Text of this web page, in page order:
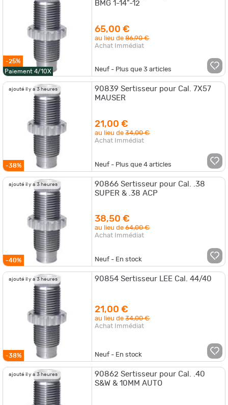
-25%
Paiement 4/10X
BMG 1-14"-12
65,00 €
au lieu de86,90 €
Achat Immédiat
Neuf - Plus que3 articles
ajouté il y a 3 heures
-38%
90839 Sertisseur pour Cal. 7X57
MAUSER
21,00 €
au lieu de34,00 €
Achat Immédiat
Neuf - Plus que4 articles
ajouté il y a 3 heures
-40%
90866 Sertisseur pour Cal. .38
SUPER & .38 ACP
38,50 €
au lieu de64,00 €
Achat Immédiat
Neuf - En stock
ajouté il y a 3 heures
-38%
90854 Sertisseur LEE Cal. 44/40
21,00 €
au lieu de34,00 €
Achat Immédiat
Neuf - En stock
ajouté il y a 3 heures
90862 Sertisseur pour Cal. .40
S&W & 10MM AUTO